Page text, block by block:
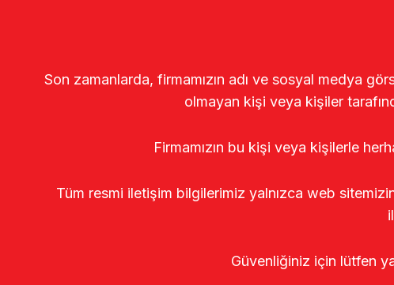
Son zamanlarda, firmamızın adı ve sosyal medya
olmayan kişi veya kişiler
Firmamızın bu kişi veya kişilerle
Tüm resmi iletişim bilgilerimiz yalnızca web
Güvenliğiniz için lütfen